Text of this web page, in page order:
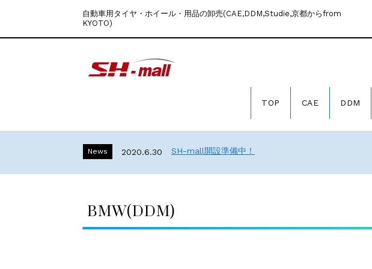
自動車用タイヤ・ホイール・用品の卸売(CAE,DDM,Studie,京都からfrom
KYOTO)
TOP CAE DDM
News 2020.6.30 SH-mall開設準備中！
BMW(DDM)